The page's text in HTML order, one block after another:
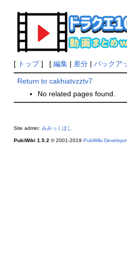
[ トップ] [ 編集| 差分| バックア
Return to cakhiatvzztv7
No related pages found.
Site admin: みみっくほし
PukiWiki 1.5.2 © 2001-2019 PukiWiki